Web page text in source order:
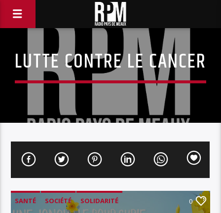
LUTTE CONTRE LE CANCER
SANTÉ SOCIÉTÉ SOLIDARITÉ 0